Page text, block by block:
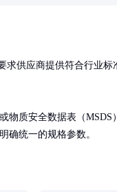
供应商提供符合行业
物质安全数据表（
确统一的规格参数。